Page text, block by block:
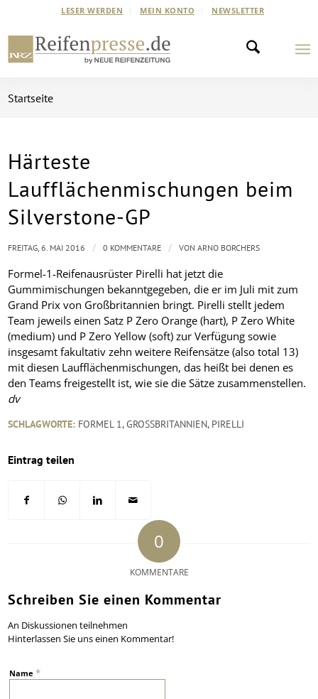
LESER WERDEN MEIN KONTO NEWSLETTER
Startseite
Härteste
Laufflächenmischungen beim
Silverstone-GP
Formel-1-Reifenausrüster Pirelli hat jetzt die
Gummimischungen bekanntgegeben, die er im Juli mit zum
Grand Prix von Großbritannien bringt. Pirelli stellt jedem
Team jeweils einen Satz P Zero Orange (hart), P Zero White
(medium) und P Zero Yellow (soft) zur Verfügung sowie
insgesamt fakultativ zehn weitere Reifensätze (also total 13)
mit diesen Laufflächenmischungen, das heißt bei denen es
den Teams freigestellt ist, wie sie die Sätze zusammenstellen.
dv
FREITAG, 6. MAI 2016 / 0 KOMMENTARE / VONARNO BORCHERS
SCHLAGWORTE: FORMEL 1,GROSSBRITANNIEN , PIRELLI
Eintrag teilen
0
KOMMENTARE
Schreiben Sie einen Kommentar
An Diskussionen teilnehmen
Hinterlassen Sie uns einen Kommentar!
Name*